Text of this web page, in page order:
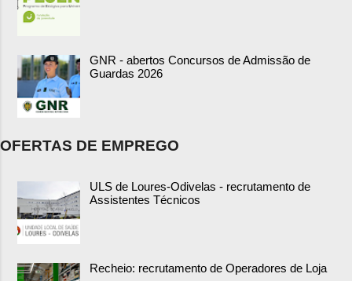
GNR - abertos Concursos de Admissão de
Guardas 2026
OFERTAS DE EMPREGO
ULS de Loures-Odivelas - recrutamento de
Assistentes Técnicos
Recheio: recrutamento de Operadores de Loja